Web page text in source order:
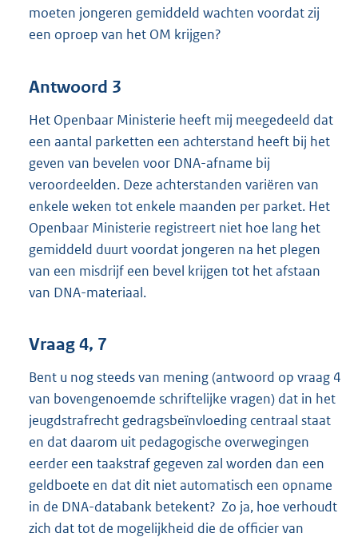
moeten jongeren gemiddeld wachten voordat zij
een oproep van het OM krijgen?
Antwoord 3
Het Openbaar Ministerie heeft mij meegedeeld dat
een aantal parketten een achterstand heeft bij het
geven van bevelen voor DNA-afname bij
veroordeelden. Deze achterstanden variëren van
enkele weken tot enkele maanden per parket. Het
Openbaar Ministerie registreert niet hoe lang het
gemiddeld duurt voordat jongeren na het plegen
van een misdrijf een bevel krijgen tot het afstaan
van DNA-materiaal.
Vraag 4, 7
Bent u nog steeds van mening (antwoord op vraag 4
van bovengenoemde schriftelijke vragen) dat in het
jeugdstrafrecht gedragsbeïnvloeding centraal staat
en dat daarom uit pedagogische overwegingen
eerder een taakstraf gegeven zal worden dan een
geldboete en dat dit niet automatisch een opname
in de DNA-databank betekent? Zo ja, hoe verhoudt
zich dat tot de mogelijkheid die de officier van